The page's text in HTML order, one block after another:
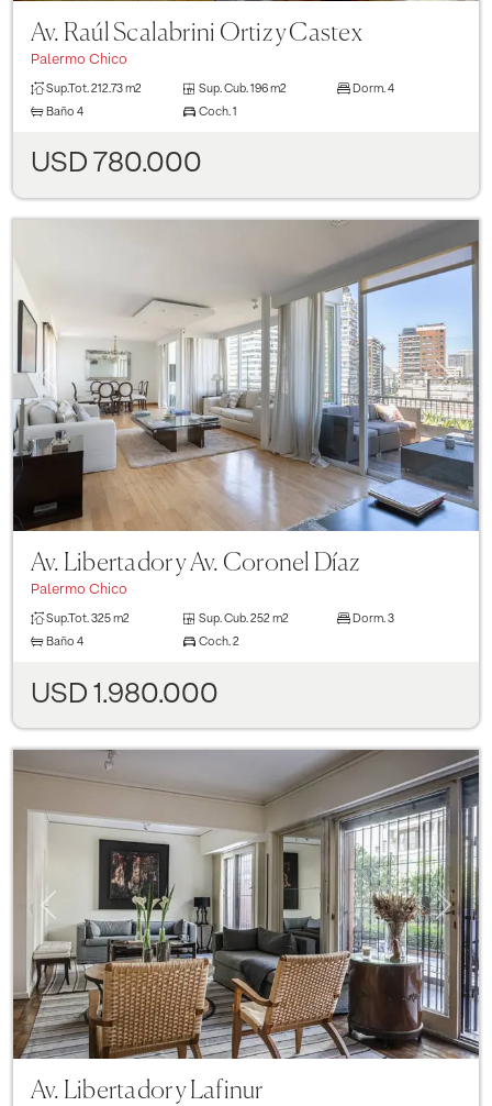
Av. Raúl Scalabrini Ortiz y Castex
Palermo Chico
Sup.Tot. 212.73 m2 Sup. Cub. 196 m2 Dorm. 4
Baño 4 Coch. 1
USD 780.000
Previous Next
Av. Libertador y Av. Coronel Díaz
Palermo Chico
Sup.Tot. 325 m2 Sup. Cub. 252 m2 Dorm. 3
Baño 4 Coch. 2
USD 1.980.000
Previous Next
Av. Libertador y Lafinur